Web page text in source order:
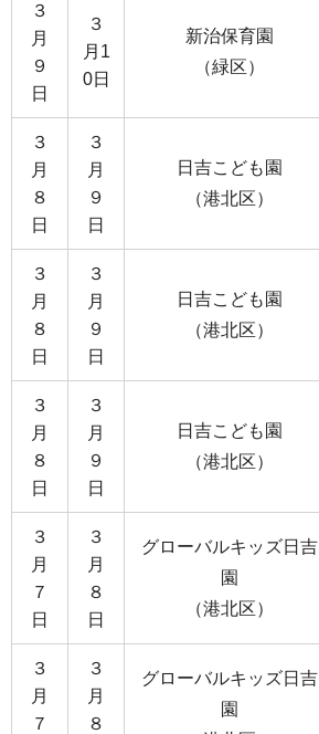
３
月
９
日
３
月1
0日
新治保育園
（緑区）
３
月
８
日
３
月
９
日
日吉こども園
（港北区）
３
月
８
日
３
月
９
日
日吉こども園
（港北区）
３
月
８
日
３
月
９
日
日吉こども園
（港北区）
３
月
７
日
３
月
８
日
グローバルキッズ日吉
園
（港北区）
３
月
７
３
月
８
グローバルキッズ日吉
園